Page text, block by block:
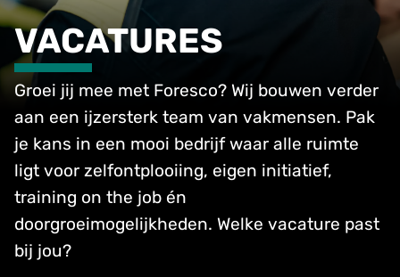
VACATURES
Groei jij mee met Foresco? Wij bouwen verder
aan een ijzersterk team van vakmensen. Pak
je kans in een mooi bedrijf waar alle ruimte
ligt voor zelfontplooiing, eigen initiatief,
training on the job én
doorgroeimogelijkheden. Welke vacature past
bij jou?